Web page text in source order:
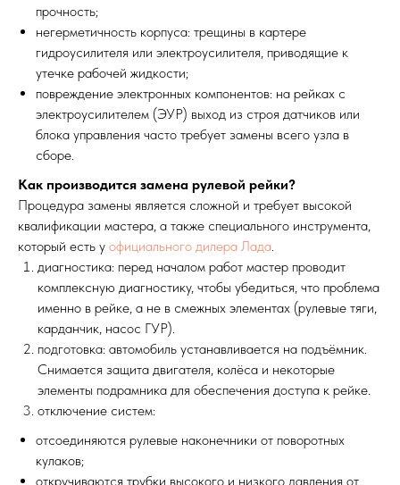
прочность;
негерметичность корпуса: трещины в картере
гидроусилителя или электроусилителя, приводящие к
утечке рабочей жидкости;
повреждение электронных компонентов: на рейках с
электроусилителем (ЭУР) выход из строя датчиков или
блока управления часто требует замены всего узла в
сборе.
Как производится замена рулевой рейки?
Процедура замены является сложной и требует высокой
квалификации мастера, а также специального инструмента,
который есть у официального дилера Лада
диагностика: перед началом работ мастер проводит
комплексную диагностику, чтобы убедиться, что проблема
именно в рейке, а не в смежных элементах (рулевые тяги,
карданчик, насос ГУР).
подготовка: автомобиль устанавливается на подъёмник.
Снимается защита двигателя, колёса и некоторые
элементы подрамника для обеспечения доступа к рейке.
отключение систем:
отсоединяются рулевые наконечники от поворотных
кулаков;
откручиваются трубки высокого и низкого давления от